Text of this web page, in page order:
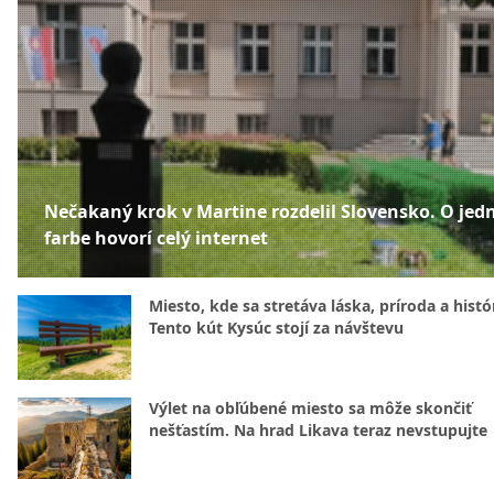
Nečakaný krok v Martine rozdelil Slovensko. O
farbe hovorí celý internet
Miesto, kde sa stretáva láska, príroda a
Tento kút Kysúc stojí za návštevu
Výlet na obľúbené miesto sa môže skončiť
nešťastím. Na hrad Likava teraz nevstupujte